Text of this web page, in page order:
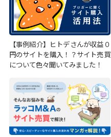
【事例紹介】ヒトデさんが収益０
円のサイトを購入！？サイト売買
について色々聞いてみました！